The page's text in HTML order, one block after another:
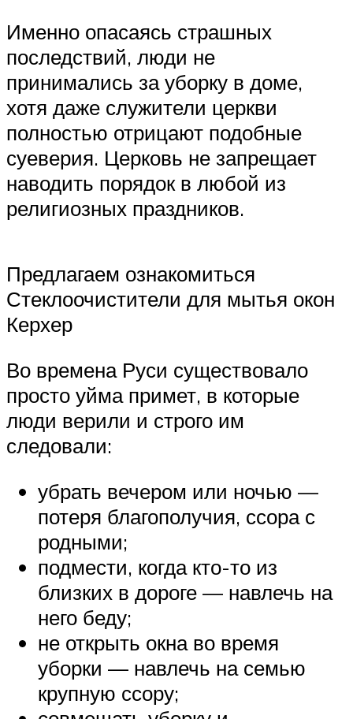
Именно опасаясь страшных
последствий, люди не
принимались за уборку в доме,
хотя даже служители церкви
полностью отрицают подобные
суеверия. Церковь не запрещает
наводить порядок в любой из
религиозных праздников.
Предлагаем ознакомиться
Стеклоочистители для мытья окон
Керхер
Во времена Руси существовало
просто уйма примет, в которые
люди верили и строго им
следовали:
убрать вечером или ночью —
потеря благополучия, ссора с
родными;
подмести, когда кто-то из
близких в дороге — навлечь на
него беду;
не открыть окна во время
уборки — навлечь на семью
крупную ссору;